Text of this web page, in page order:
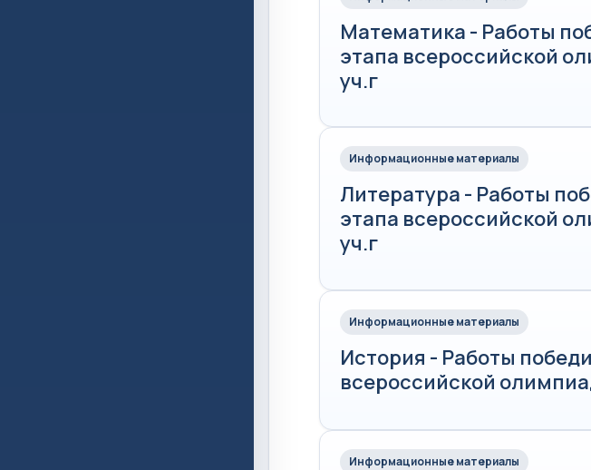
Математика - Работы
этапа всероссийской
уч.г
Информационные материалы
Литература - Работы
этапа всероссийской
уч.г
Информационные материалы
История - Работы
всероссийской
Информационные материалы